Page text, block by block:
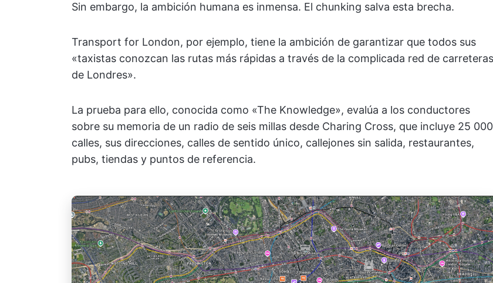
Sin embargo, la ambición humana es inmensa. El chunking salva esta brecha.
Transport for London, por ejemplo, tiene la ambición de garantizar que todos sus
«taxistas conozcan las rutas más rápidas a través de la complicada red de carreteras
de Londres».
La prueba para ello, conocida como «The Knowledge», evalúa a los conductores
sobre su memoria de un radio de seis millas desde Charing Cross, que incluye 25 000
calles, sus direcciones, calles de sentido único, callejones sin salida, restaurantes,
pubs, tiendas y puntos de referencia.